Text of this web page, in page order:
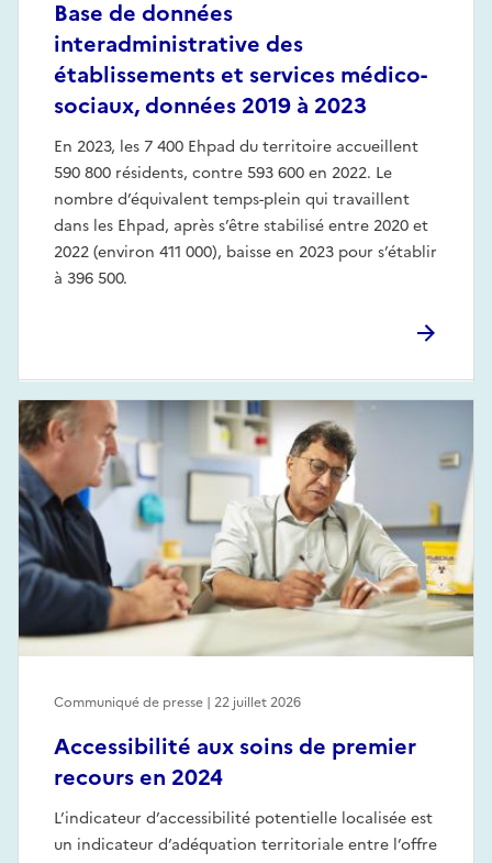
Base de données
interadministrative des
établissements et services médico-
sociaux, données 2019 à 2023
En 2023, les 7 400 Ehpad du territoire accueillent
590 800 résidents, contre 593 600 en 2022. Le
nombre d’équivalent temps-plein qui travaillent
dans les Ehpad, après s’être stabilisé entre 2020 et
2022 (environ 411 000), baisse en 2023 pour s’établir
à 396 500.
Accessibilité aux soins de premier
recours en 2024
L’indicateur d’accessibilité potentielle localisée est
un indicateur d’adéquation territoriale entre l’offre
Communiqué de presse | 22 juillet 2026